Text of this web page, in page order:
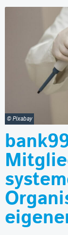
© Pixabay